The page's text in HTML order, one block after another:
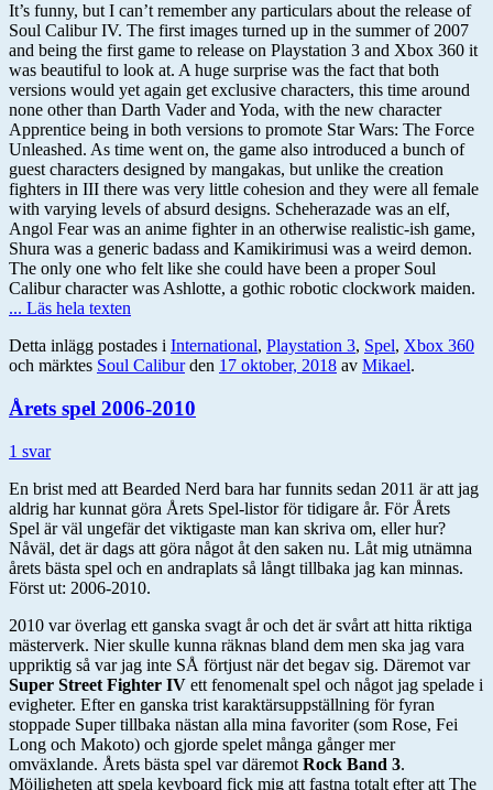
It’s funny, but I can’t remember any particulars about the release of
Soul Calibur IV. The first images turned up in the summer of 2007
and being the first game to release on Playstation 3 and Xbox 360 it
was beautiful to look at. A huge surprise was the fact that both
versions would yet again get exclusive characters, this time around
none other than Darth Vader and Yoda, with the new character
Apprentice being in both versions to promote Star Wars: The Force
Unleashed. As time went on, the game also introduced a bunch of
guest characters designed by mangakas, but unlike the creation
fighters in III there was very little cohesion and they were all female
with varying levels of absurd designs. Scheherazade was an elf,
Angol Fear was an anime fighter in an otherwise realistic-ish game,
Shura was a generic badass and Kamikirimusi was a weird demon.
The only one who felt like she could have been a proper Soul
Calibur character was Ashlotte, a gothic robotic clockwork maiden.
... Läs hela texten
Detta inlägg postades i International, Playstation 3, Spel, Xbox 360
och märktes Soul Caliburden 17 oktober, 2018 av Mikael.
Årets spel 2006-2010
1 svar
En brist med att Bearded Nerd bara har funnits sedan 2011 är att jag
aldrig har kunnat göra Årets Spel-listor för tidigare år. För Årets
Spel är väl ungefär det viktigaste man kan skriva om, eller hur?
Nåväl, det är dags att göra något åt den saken nu. Låt mig utnämna
årets bästa spel och en andraplats så långt tillbaka jag kan minnas.
Först ut: 2006-2010.
2010 var överlag ett ganska svagt år och det är svårt att hitta riktiga
mästerverk. Nier skulle kunna räknas bland dem men ska jag vara
uppriktig så var jag inte SÅ förtjust när det begav sig. Däremot var
Super Street Fighter IV ett fenomenalt spel och något jag spelade i
evigheter. Efter en ganska trist karaktärsuppställning för fyran
stoppade Super tillbaka nästan alla mina favoriter (som Rose, Fei
Long och Makoto) och gjorde spelet många gånger mer
omväxlande. Årets bästa spel var däremot Rock Band 3.
Möjligheten att spela keyboard fick mig att fastna totalt efter att The